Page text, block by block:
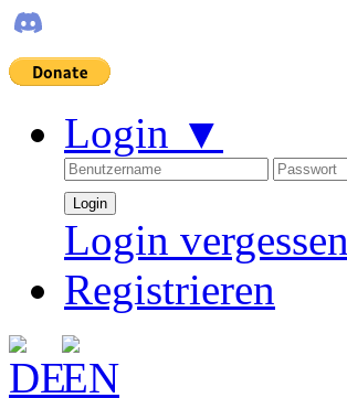
Login ▼
Login vergessen
Registrieren